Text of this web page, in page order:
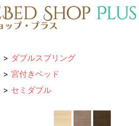
> ダブルスプリング
> 宮付きベッド
> セミダブル